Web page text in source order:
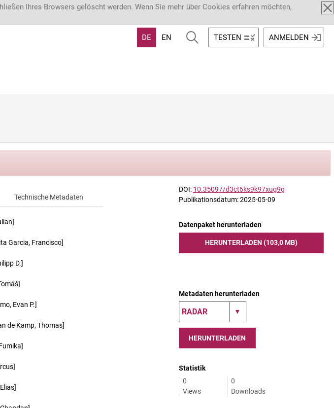
Ihres Browsers gelöscht werden. Wenn Sie mehr über Cookies erfahren möchten,
DE EN TESTEN ANMELDEN
Technische Metadaten
Garcia, Francisco]
D.]
Evan P.]
de Kamp, Thomas]
DOI: 10.35097/d3ct6ks9k97xug9g
Publikationsdatum: 2025-05-09
Datenpaket herunterladen
HERUNTERLADEN (103,0 MB)
Metadaten herunterladen
HERUNTERLADEN
Statistik
0
Views
0
Downloads